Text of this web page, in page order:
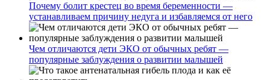
Почему болит крестец во время беременности —
устанавливаем причину недуга и избавляемся от него
Чем отличаются дети ЭКО от обычных ребят —
популярные заблуждения о развитии малышей